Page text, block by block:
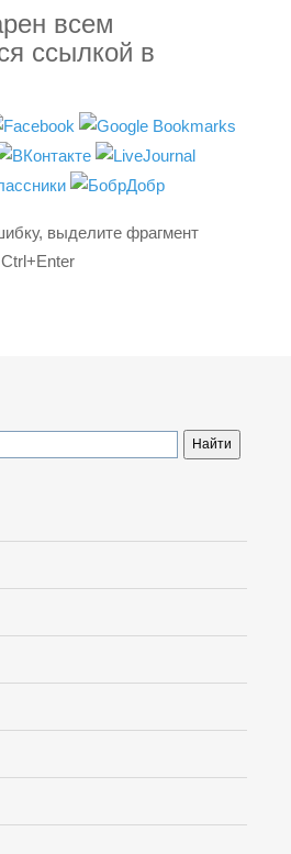
всем
ссылкой в
выделите фрагмент